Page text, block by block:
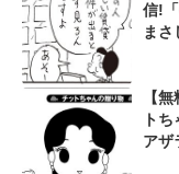
信!
まさ
【
ト
アザ